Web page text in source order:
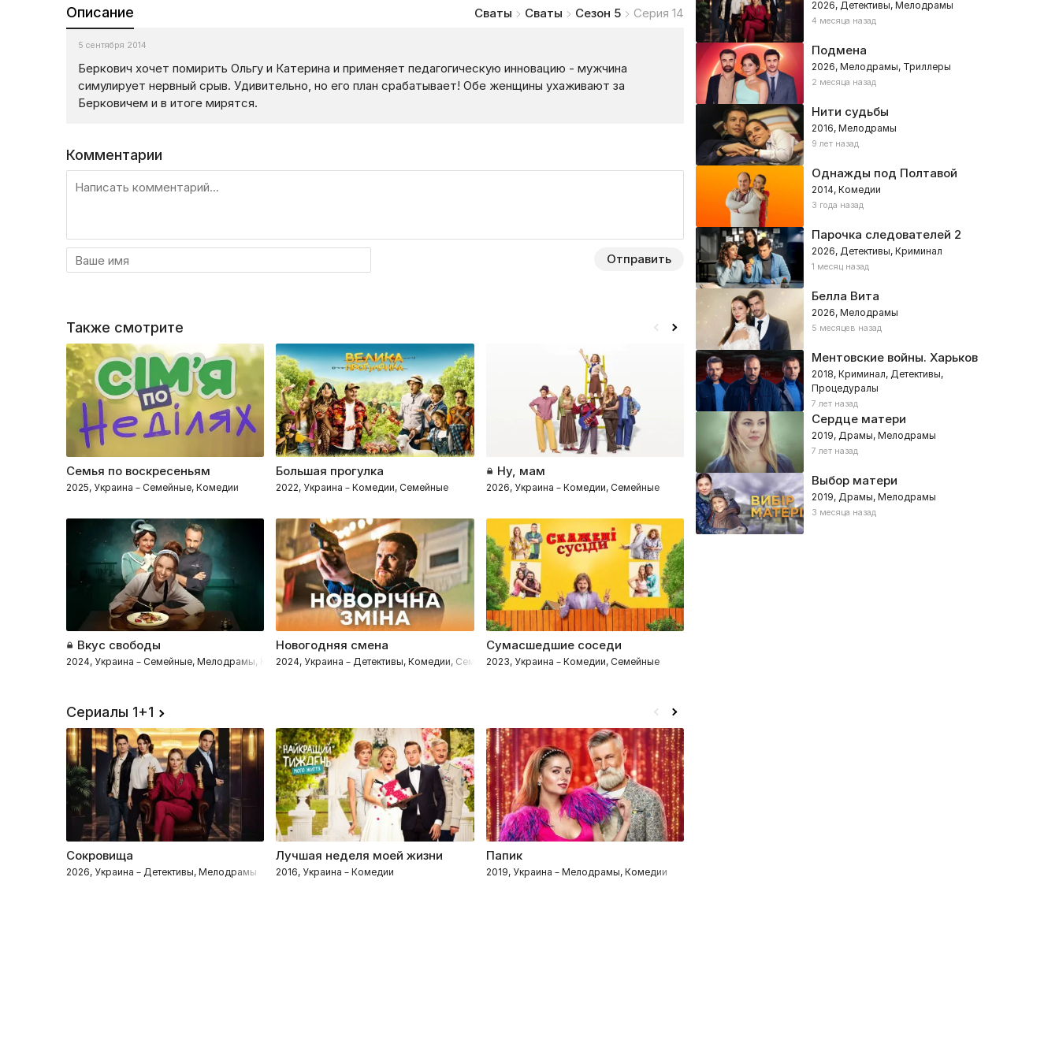
Описание Сваты Сваты Сезон 5 Серия 14
5 сентября 2014
Беркович хочет помирить Ольгу и Катерина и применяет педагогическую инновацию - мужчина
симулирует нервный срыв. Удивительно, но его план срабатывает! Обе женщины ухаживают за
Берковичем и в итоге мирятся.
Комментарии
Отправить
2026, Детективы, Мелодрамы
4 месяца назад
Подмена
2026, Мелодрамы, Триллеры
2 месяца назад
Нити судьбы
2016, Мелодрамы
9 лет назад
Однажды под Полтавой
2014, Комедии
3 года назад
Парочка следователей 2
2026, Детективы, Криминал
1 месяц назад
Белла Вита
2026, Мелодрамы
5 месяцев назад
Ментовские войны. Харьков
2018, Криминал, Детективы,
Процедуралы
7 лет назад
Сердце матери
2019, Драмы, Мелодрамы
7 лет назад
Выбор матери
2019, Драмы, Мелодрамы
3 месяца назад
Также смотрите
Семья по воскресеньям
2025, Украина – Семейные, Комедии
Большая прогулка
2022, Украина – Комедии, Семейные
Ну, мам
2026, Украина – Комедии, Семейные
Вкус свободы
2024, Украина – Семейные, Мелодрамы, Комедии
Новогодняя смена
2024, Украина – Детективы, Комедии, Семейные
Сумасшедшие соседи
2023, Украина – Комедии, Семейные
Родня
2020, Украина – Комедии, Семейные
Сериалы 1+1
Сокровища
2026, Украина – Детективы, Мелодрамы
Лучшая неделя моей жизни
2016, Украина – Комедии
Папик
2019, Украина – Мелодрамы, Комедии